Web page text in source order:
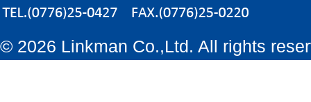
© 2026 Linkman Co.,Ltd. All rights